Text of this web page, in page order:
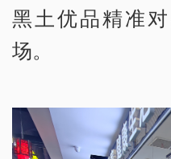
黑土优品精准
场。